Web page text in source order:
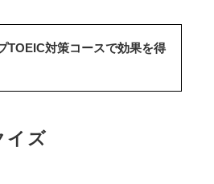
TOEIC対策コースで効果を得
イズ